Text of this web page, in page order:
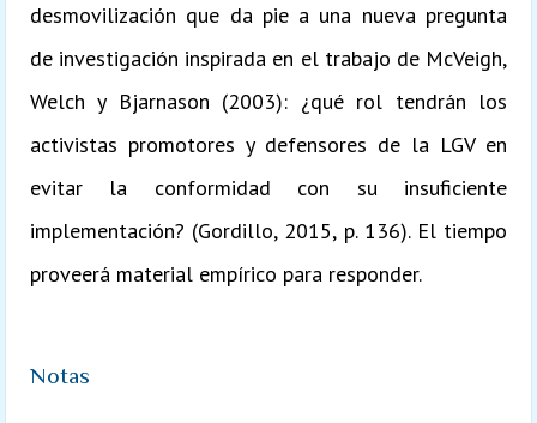
desmovilización que da pie a una nueva pregunta
de investigación inspirada en el trabajo de McVeigh,
Welch y Bjarnason (2003): ¿qué rol tendrán los
activistas promotores y defensores de la LGV en
evitar la conformidad con su insuficiente
implementación? (Gordillo, 2015, p. 136). El tiempo
proveerá material empírico para responder.
Notas